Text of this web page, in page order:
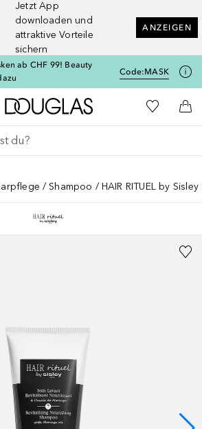
Jetzt App
downloaden und
attraktive Vorteile
sichern
ANZEIGEN
ab CHF 99! Beauty
Code:MASK
Zur Douglas Startseite
Zu Meiner
Shampoo HAIR RITUEL by